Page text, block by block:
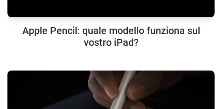
Apple Pencil: quale modello funziona sul
vostro iPad?